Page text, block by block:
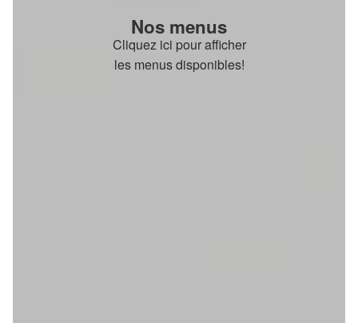
Nos menus
Cliquez ici pour afficher
les menus disponibles!